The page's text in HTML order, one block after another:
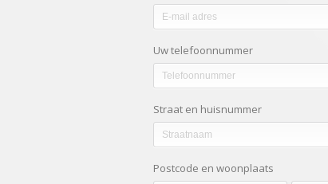
Uw telefoonnummer
Straat en huisnummer
Postcode en woonplaats